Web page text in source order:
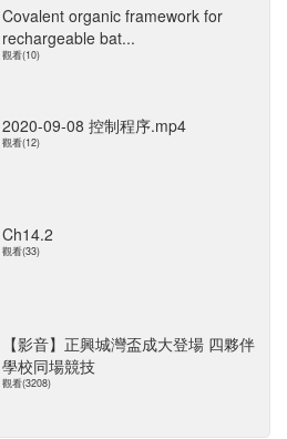
Covalent organic framework for
rechargeable bat...
觀看(10)
2020-09-08 控制程序.mp4
觀看(12)
Ch14.2
觀看(33)
【影音】正興城灣盃成大登場 四夥伴
學校同場競技
觀看(3208)